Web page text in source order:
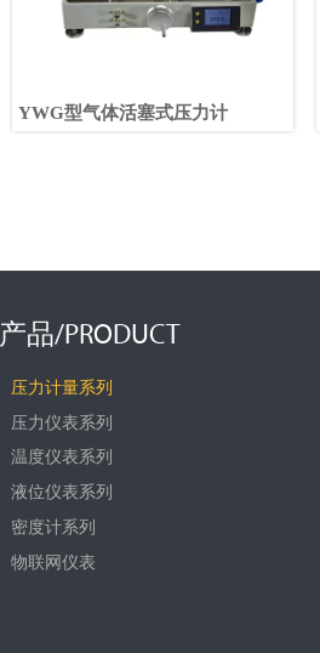
YWG型气体活塞式压力计
产品/PRODUCT
压力计量系列
压力仪表系列
温度仪表系列
液位仪表系列
密度计系列
物联网仪表